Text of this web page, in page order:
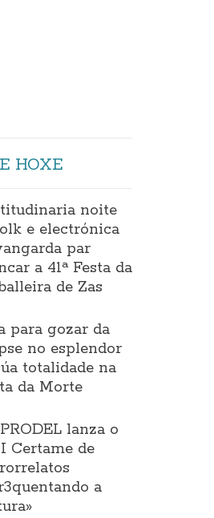
HOXE
noite
e electrónica
par
a 41ª Festa da
de Zas
para gozar da
no esplendor
totalidade na
da Morte
lanza o
Certame de
a